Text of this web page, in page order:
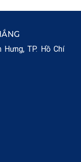
Hưng, TP. Hồ Chí